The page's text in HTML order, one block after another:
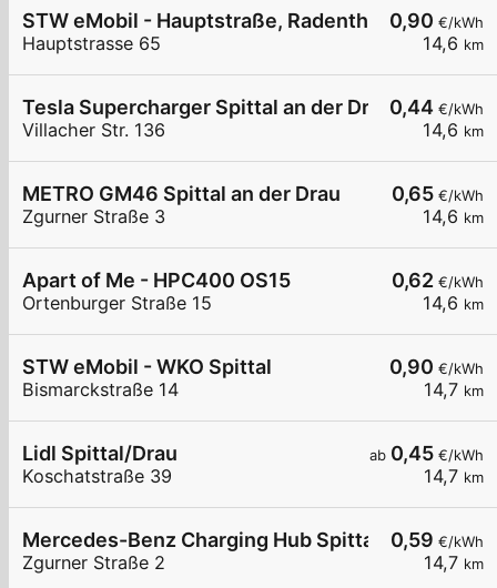
0,90 €/kWh
14,6 km
STW eMobil - Hauptstraße, Radenthein
Hauptstrasse 65
0,44 €/kWh
14,6 km
Tesla Supercharger Spittal an der Drau, Austria
Villacher Str. 136
0,65 €/kWh
14,6 km
METRO GM46 Spittal an der Drau
Zgurner Straße 3
0,62 €/kWh
14,6 km
Apart of Me - HPC400 OS15
Ortenburger Straße 15
0,90 €/kWh
14,7 km
STW eMobil - WKO Spittal
Bismarckstraße 14
ab 0,45 €/kWh
14,7 km
Lidl Spittal/Drau
Koschatstraße 39
0,59 €/kWh
14,7 km
Mercedes-Benz Charging Hub Spittal an der Drau
Zgurner Straße 2